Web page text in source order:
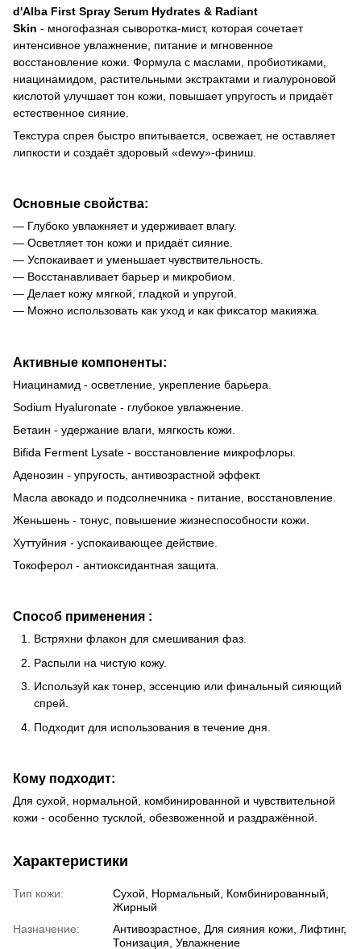
d'Alba First Spray Serum Hydrates & Radiant
Skin - многофазная сыворотка-мист, которая сочетает
интенсивное увлажнение, питание и мгновенное
восстановление кожи. Формула с маслами, пробиотиками,
ниацинамидом, растительными экстрактами и гиалуроновой
кислотой улучшает тон кожи, повышает упругость и придаёт
естественное сияние.
Текстура спрея быстро впитывается, освежает, не оставляет
липкости и создаёт здоровый «dewy»-финиш.
Основные свойства:
— Глубоко увлажняет и удерживает влагу.
— Осветляет тон кожи и придаёт сияние.
— Успокаивает и уменьшает чувствительность.
— Восстанавливает барьер и микробиом.
— Делает кожу мягкой, гладкой и упругой.
— Можно использовать как уход и как фиксатор макияжа.
Активные компоненты:
Ниацинамид - осветление, укрепление барьера.
Sodium Hyaluronate - глубокое увлажнение.
Бетаин - удержание влаги, мягкость кожи.
Bifida Ferment Lysate - восстановление микрофлоры.
Аденозин - упругость, антивозрастной эффект.
Масла авокадо и подсолнечника - питание, восстановление.
Женьшень - тонус, повышение жизнеспособности кожи.
Хуттуйния - успокаивающее действие.
Токоферол - антиоксидантная защита.
Способ применения :
Встряхни флакон для смешивания фаз.
Распыли на чистую кожу.
Используй как тонер, эссенцию или финальный сияющий
спрей.
Подходит для использования в течение дня.
Кому подходит:
Для сухой, нормальной, комбинированной и чувствительной
кожи - особенно тусклой, обезвоженной и раздражённой.
Характеристики
Тип кожи:
Сухой, Нормальный, Комбинированный,
Жирный
Назначение:
Антивозрастное, Для сияния кожи, Лифтинг,
Тонизация, Увлажнение